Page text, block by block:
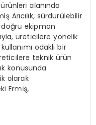
alanında
Arıcılık, sürdürülebilir
doğru ekipman
üreticilere yönelik
odaklı bir
teknik ürün
konusunda
olarak
Ermiş,